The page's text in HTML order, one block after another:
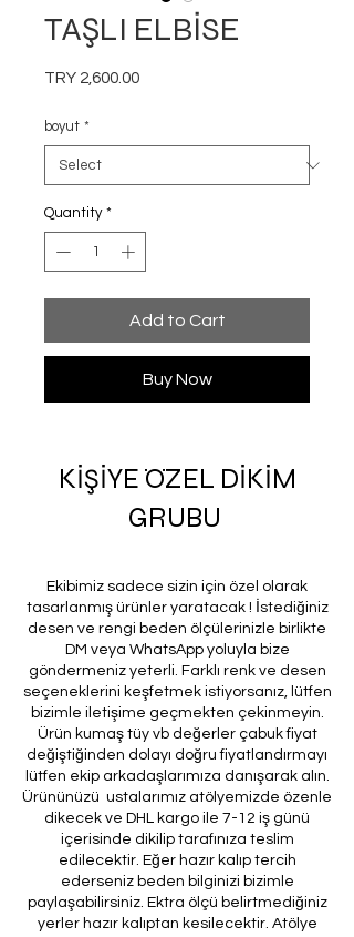
TAŞLI ELBİSE
TRY 2,600.00Price
boyut *
Quantity *
Add to Cart
Buy Now
KİŞİYE ÖZEL DİKİM
GRUBU
Ekibimiz sadece sizin için özel olarak
tasarlanmış ürünler yaratacak ! İstediğiniz
desen ve rengi beden ölçülerinizle birlikte
DM veya WhatsApp yoluyla bize
göndermeniz yeterli. Farklı renk ve desen
seçeneklerini keşfetmek istiyorsanız, lütfen
bizimle iletişime geçmekten çekinmeyin.
Ürün kumaş tüy vb değerler çabuk fiyat
değiştiğinden dolayı doğru fiyatlandırmayı
lütfen ekip arkadaşlarımıza danışarak alın.
Ürününüzü ustalarımız atölyemizde özenle
dikecek ve DHL kargo ile 7-12 iş günü
içerisinde dikilip tarafınıza teslim
edilecektir. Eğer hazır kalıp tercih
ederseniz beden bilginizi bizimle
paylaşabilirsiniz. Ektra ölçü belirtmediğiniz
yerler hazır kalıptan kesilecektir. Atölye